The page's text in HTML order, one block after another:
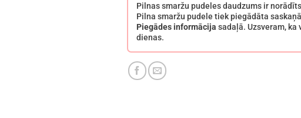
Pilnas smaržu pudeles daudzums ir
Pilna smaržu pudele tiek piegādāta
Piegādes informācija sadaļā. Uzsveram,
dienas.